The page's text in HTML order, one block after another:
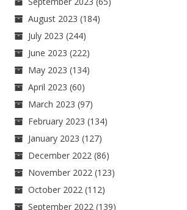
August 2023 (184)
July 2023 (244)
June 2023 (222)
May 2023 (134)
April 2023 (60)
March 2023 (97)
February 2023 (134)
January 2023 (127)
December 2022 (86)
November 2022 (123)
October 2022 (112)
September 2022 (139)